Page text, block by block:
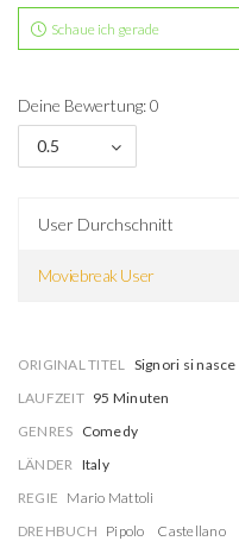
Schaue ich gerade
Deine Bewertung: 0
0.5
User Durchschnitt
Moviebreak User
ORIGINAL TITEL Signori si nasce
LAUFZEIT 95 Minuten
GENRES Comedy
LÄNDER Italy
REGIE Mario Mattoli
DREHBUCH Pipolo Castellano